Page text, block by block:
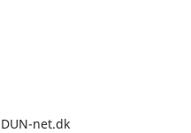
DUN-net.dk